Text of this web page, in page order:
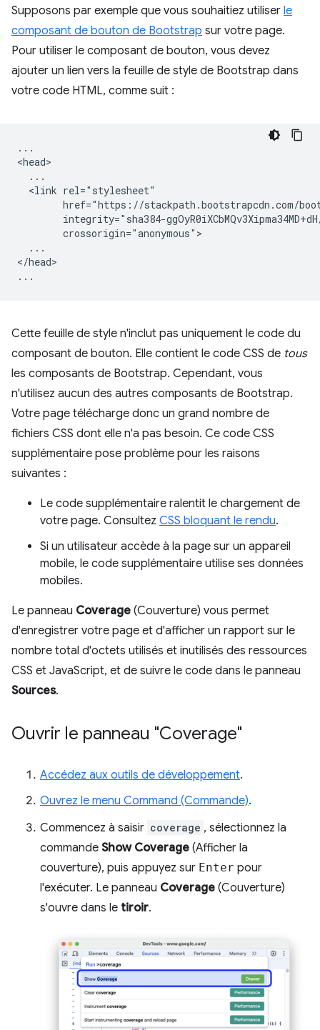
Supposons par exemple que vous souhaitiez utiliser le
composant de bouton de Bootstrap sur votre page.
Pour utiliser le composant de bouton, vous devez
ajouter un lien vers la feuille de style de Bootstrap dans
votre code HTML, comme suit :
...
<head>
  ...
  <link rel="stylesheet"
href="https://stackpath.bootstrapcdn.com/
integrity="sha384-
        crossorigin="anonymous">
  ...
</head>
Cette feuille de style n'inclut pas uniquement le code du
composant de bouton. Elle contient le code CSS de tous
les composants de Bootstrap. Cependant, vous
n'utilisez aucun des autres composants de Bootstrap.
Votre page télécharge donc un grand nombre de
fichiers CSS dont elle n'a pas besoin. Ce code CSS
supplémentaire pose problème pour les raisons
suivantes :
Le code supplémentaire ralentit le chargement de
votre page. Consultez CSS bloquant le rendu.
Si un utilisateur accède à la page sur un appareil
mobile, le code supplémentaire utilise ses données
mobiles.
Le panneau Coverage (Couverture) vous permet
d'enregistrer votre page et d'afficher un rapport sur le
nombre total d'octets utilisés et inutilisés des ressources
CSS et JavaScript, et de suivre le code dans le panneau
Sources.
Ouvrir le panneau "Coverage"
Accédez aux outils de développement.
Ouvrez le menu Command (Commande).
Commencez à saisir coverage , sélectionnez la
commande Show Coverage (Afficher la
couverture), puis appuyez sur Enter pour
l'exécuter. Le panneau Coverage (Couverture)
s'ouvre dans le tiroir.